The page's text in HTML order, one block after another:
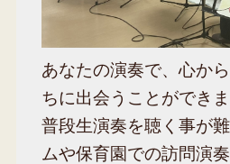
あなたの演奏で、心か
ちに出会うことができま
普段生演奏を聴く事が
ムや保育園での訪問演